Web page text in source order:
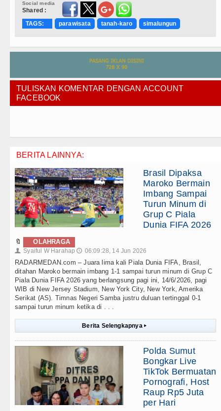
Social media
Shared :
TAGS:
parawisata tanah-karo simalungun
TULISKAN KOMENTAR DENGAN ACCOUNT
FACEBOOK
BERITA LAINNYA:
Brasil Dipaksa
Maroko Bermain
Imbang Sampai
Turun Minum di
Grup C Piala
Dunia FIFA 2026
🔖 OLAHRAGA
👤 Syaiful W Harahap 🕔 06:09:28, 14 Jun 2026
RADARMEDAN.com – Juara lima kali Piala Dunia FIFA, Brasil,
ditahan Maroko bermain imbang 1-1 sampai turun minum di Grup C
Piala Dunia FIFA 2026 yang berlangsung pagi ini, 14/6/2026, pagi
WIB di New Jersey Stadium, New York City, New York, Amerika
Serikat (AS). Timnas Negeri Samba justru duluan tertinggal 0-1
sampai turun minum ketika di . . .
Berita Selengkapnya ▸
Polda Sumut
Bongkar Live
TikTok Bermuatan
Pornografi, Host
Raup Rp5 Juta
per Hari